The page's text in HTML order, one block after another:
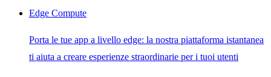
Edge Compute
Porta le tue app a livello edge: la nostra piattaforma istantanea
ti aiuta a creare esperienze straordinarie per i tuoi utenti